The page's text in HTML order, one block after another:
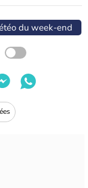
du week-end